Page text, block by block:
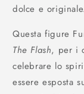
dolce e originale.
Questa figure
The Flash, per i
celebrare lo
essere esposta